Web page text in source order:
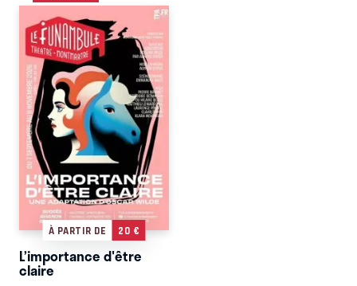
À PARTIR DE 20 €
L’importance d'être
claire